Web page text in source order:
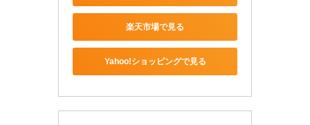
楽天市場で見る
Yahoo!ショッピングで見る